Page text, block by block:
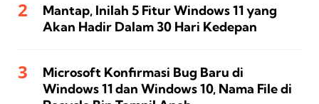
Mantap, Inilah 5 Fitur Windows 11 yang
Akan Hadir Dalam 30 Hari Kedepan
Microsoft Konfirmasi Bug Baru di
Windows 11 dan Windows 10, Nama File di